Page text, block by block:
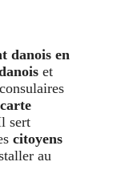
danois en
et
sert
citoyens
au